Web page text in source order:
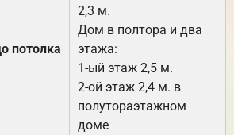
потолка
2,3 м.
Дом в полтора и два
этажа:
1-ый этаж 2,5 м.
2-ой этаж 2,4 м. в
полутораэтажном
доме